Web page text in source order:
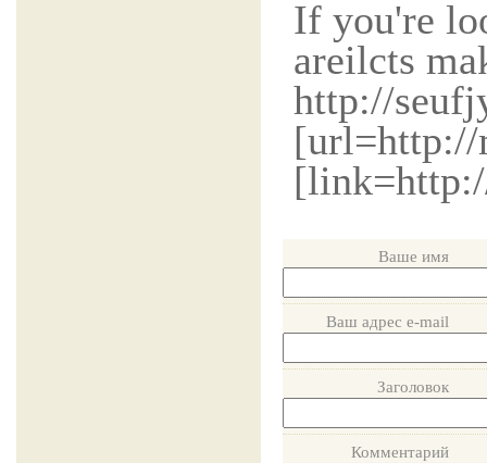
If you're
areilcts
http://
Ваше имя
Ваш адрес e-mail
Заголовок
Комментарий